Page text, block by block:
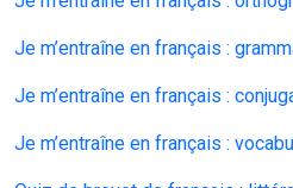
Je m’entraîne en français :
Je m’entraîne en français :
Je m’entraîne en français :